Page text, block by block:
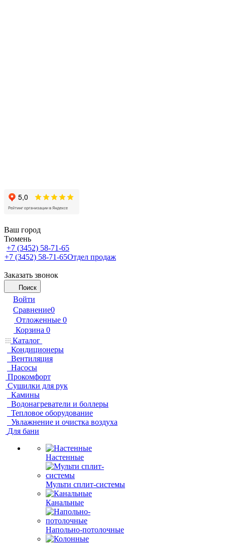
Ваш город
Тюмень
+7 (3452) 58-71-65
+7 (3452) 58-71-65Отдел продаж
Заказать звонок
Поиск
Войти
Сравнение0
Отложенные 0
Корзина 0
Каталог
Кондиционеры
Вентиляция
Насосы
Прокомфорт
Сушилки для рук
Камины
Водонагреватели и боллеры
Тепловое оборудование
Увлажнение и очистка воздуха
Для бани
Настенные
Мульти сплит-системы
Канальные
Напольно-потолочные